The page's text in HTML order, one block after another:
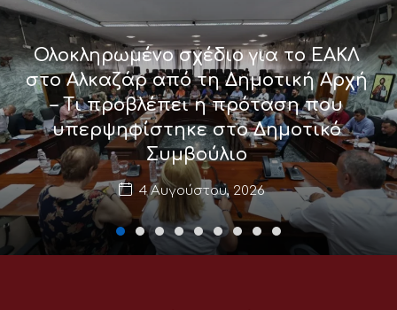
Ολοκληρωμένο σχέδιο για το ΕΑΚΛ
στο Αλκαζάρ από τη Δημοτική Αρχή
– Τι προβλέπει η πρόταση που
υπερψηφίστηκε στο Δημοτικό
Συμβούλιο
4 Αυγούστου, 2026